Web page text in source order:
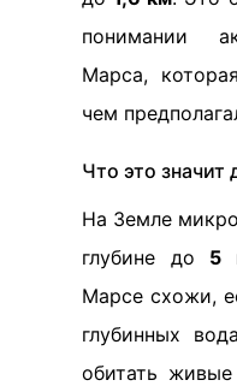
понимании
Марса,
чем
Что это значит
На Земле
глубине до 5
Марсе схожи,
глубинных
обитать